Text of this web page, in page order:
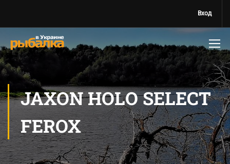
Вход
JAXON HOLO SELECT
FEROX